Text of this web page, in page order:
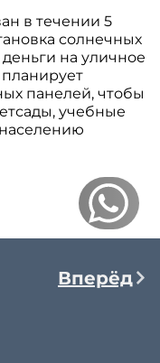
в течении 5
солнечных
на уличное
панелей, чтобы
учебные
Вперёд